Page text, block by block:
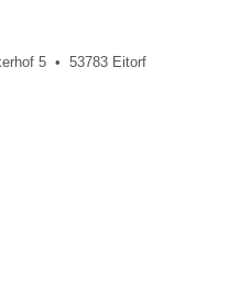
5 • 53783 Eitorf